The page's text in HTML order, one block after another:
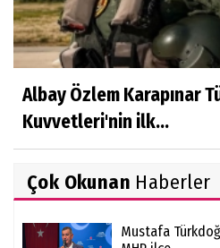
Albay Özlem Karapınar
Kuvvetleri'nin ilk...
Çok Okunan Haberler
Mustafa